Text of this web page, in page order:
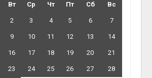
Вт Ср Чт Пт Сб Вс
2 3 4 5 6 7
9 10 11 12 13 14
16 17 18 19 20 21
23 24 25 26 27 28